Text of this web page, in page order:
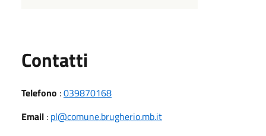
Contatti
Telefono :039870168
Email : pl@comune.brugherio.mb.it